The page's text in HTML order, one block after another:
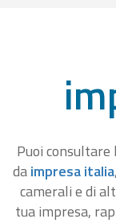
Puoi
daimpresa italia
camerali e di
tua impresa,